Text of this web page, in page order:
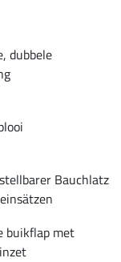
dubbele
Bauchlatz
buikflap met